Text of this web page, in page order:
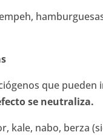
que
se neutraliza.
kale, nabo, berza